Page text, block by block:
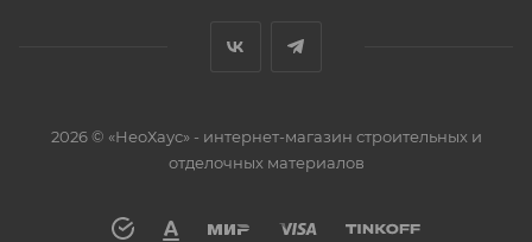
2026 © «НеоХаус» - интернет-магазин строительных и
отделочных материалов